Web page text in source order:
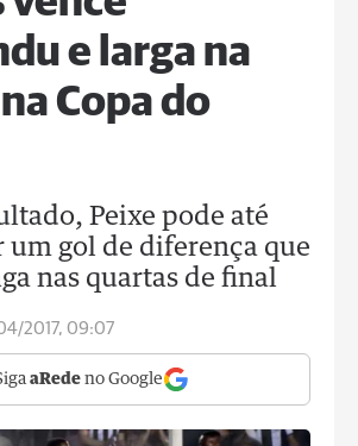
e larga na
Copa do
Peixe pode até
um gol de diferença que
nas quartas de final
2017, 09:07
aRede no Google